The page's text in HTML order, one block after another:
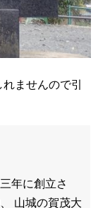
ませんので引
年に創立さ
山城の賀茂大